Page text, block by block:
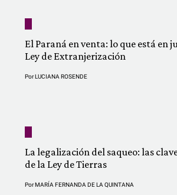
El Paraná en venta: lo que está en
Ley de Extranjerización
PorLUCIANA ROSENDE
La legalización del saqueo: las
de la Ley de Tierras
PorMARÍA FERNANDA DE LA QUINTANA